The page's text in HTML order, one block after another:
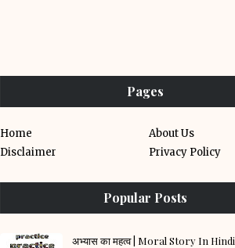
Pages
Home
About Us
Disclaimer
Privacy Policy
Popular Posts
अभ्यास का महत्व | Moral Story In Hindi